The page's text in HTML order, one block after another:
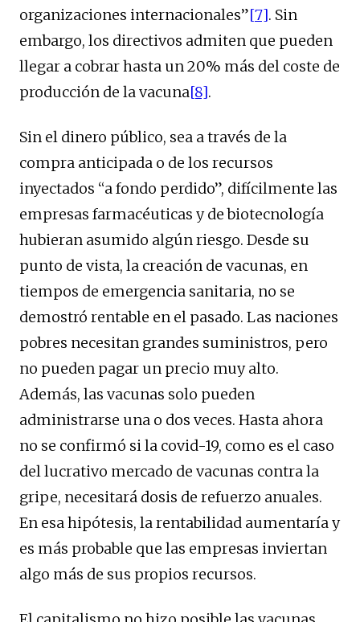
organizaciones internacionales”[7]. Sin
embargo, los directivos admiten que pueden
llegar a cobrar hasta un 20% más del coste de
producción de la vacuna[8].
Sin el dinero público, sea a través de la
compra anticipada o de los recursos
inyectados “a fondo perdido”, difícilmente las
empresas farmacéuticas y de biotecnología
hubieran asumido algún riesgo. Desde su
punto de vista, la creación de vacunas, en
tiempos de emergencia sanitaria, no se
demostró rentable en el pasado. Las naciones
pobres necesitan grandes suministros, pero
no pueden pagar un precio muy alto.
Además, las vacunas solo pueden
administrarse una o dos veces. Hasta ahora
no se confirmó si la covid-19, como es el caso
del lucrativo mercado de vacunas contra la
gripe, necesitará dosis de refuerzo anuales.
En esa hipótesis, la rentabilidad aumentaría y
es más probable que las empresas inviertan
algo más de sus propios recursos.